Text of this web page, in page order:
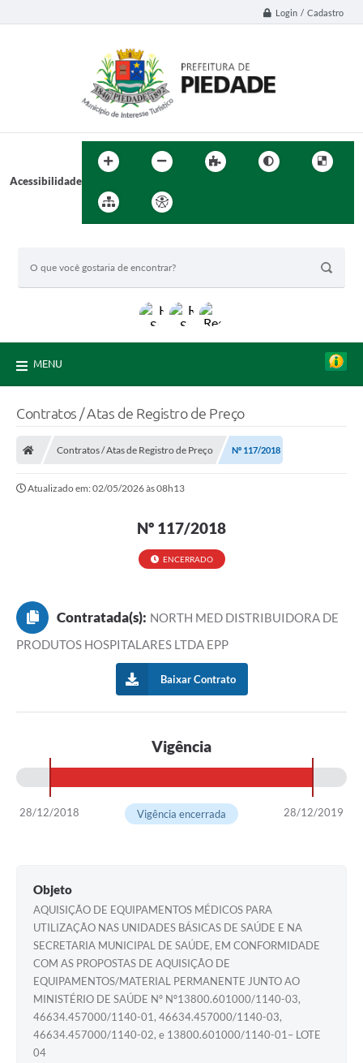
Login / Cadastro
Acessibilidade
MENU
Contratos / Atas de Registro de Preço
Contratos / Atas de Registro de Preço Nº 117/2018
Atualizado em: 02/05/2026 às 08h13
Nº 117/2018
ENCERRADO
Contratada(s): NORTH MED DISTRIBUIDORA DE
PRODUTOS HOSPITALARES LTDA EPP
Baixar Contrato
Vigência
28/12/2018 28/12/2019
Vigência encerrada
Objeto
AQUISIÇÃO DE EQUIPAMENTOS MÉDICOS PARA
UTILIZAÇÃO NAS UNIDADES BÁSICAS DE SAÚDE E NA
SECRETARIA MUNICIPAL DE SAÚDE, EM CONFORMIDADE
COM AS PROPOSTAS DE AQUISIÇÃO DE
EQUIPAMENTOS/MATERIAL PERMANENTE JUNTO AO
MINISTÉRIO DE SAÚDE Nº Nº13800.601000/1140-03,
46634.457000/1140-01, 46634.457000/1140-03,
46634.457000/1140-02, e 13800.601000/1140-01– LOTE
04